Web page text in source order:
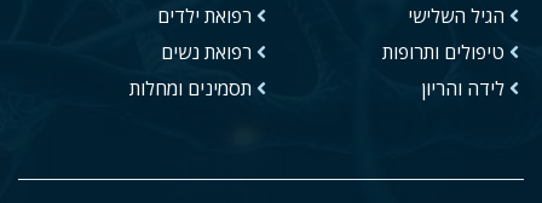
הגיל השלישי
טיפולים ותרופות
לידה והריון
רפואת ילדים
רפואת נשים
תסמינים ומחלות